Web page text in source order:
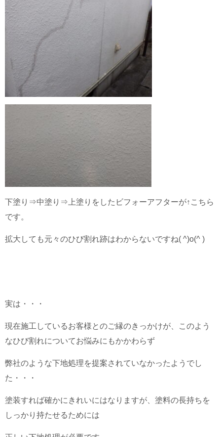
下塗り⇒中塗り⇒上塗りをしたビフォーアフターが↑こちら
です。
拡大しても元々のひび割れ跡はわからないですね( ^)o(^ )
実は・・・
現在施工しているお客様とのご縁のきっかけが、このよう
なひび割れについてお悩みにもかかわらず
弊社のような下地処理を提案されていなかったようでし
た・・・
塗装すれば確かにきれいにはなりますが、塗料の長持ちを
しっかり持たせるためには